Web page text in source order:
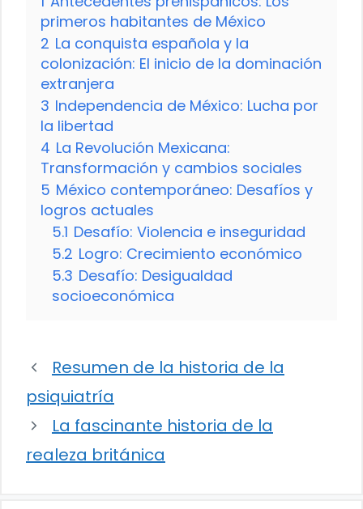
primeros habitantes de México
2 La conquista española y la
colonización: El inicio de la dominación
extranjera
3 Independencia de México: Lucha por
la libertad
4 La Revolución Mexicana:
Transformación y cambios sociales
5 México contemporáneo: Desafíos y
logros actuales
5.1 Desafío: Violencia e inseguridad
5.2 Logro: Crecimiento económico
5.3 Desafío: Desigualdad
socioeconómica
Resumen de la historia de la
psiquiatría
La fascinante historia de la
realeza británica